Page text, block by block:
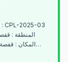
القطاع : النقل واللوجستيك 🔹 نوع العقد: دائم (CDI) 🔹 المكان : قفصة و…